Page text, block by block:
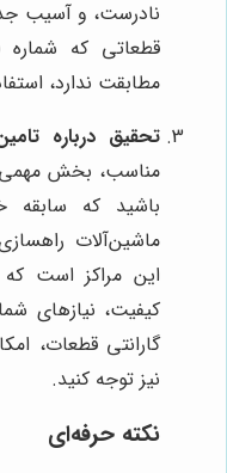
نادرست، و آسیب
قطعاتی که شماره
مطابقت ندارد،
تحقیق درباره
مناسب، بخش مهمی
باشید که سابقه
ماشین‌آلات
این مراکز است
کیفیت، نیازهای
گارانتی قطعات،
نیز توجه کنید.
نکته حرفه‌ای